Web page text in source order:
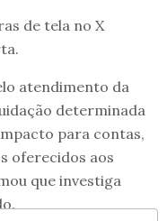
de tela no X
atendimento da
determinada
para contas,
oferecidos aos
que investiga